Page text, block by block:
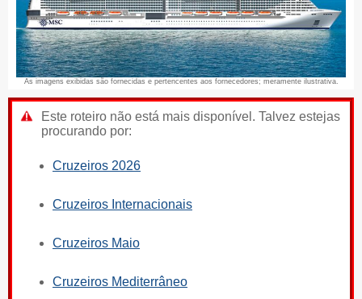
As imagens exibidas são fornecidas e pertencentes aos fornecedores; meramente ilustrativa.
Este roteiro não está mais disponível. Talvez estejas
procurando por:
Cruzeiros 2026
Cruzeiros Internacionais
Cruzeiros Maio
Cruzeiros Mediterrâneo